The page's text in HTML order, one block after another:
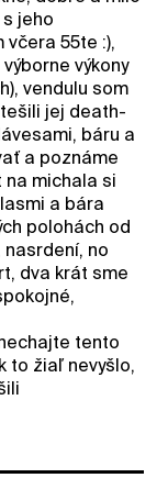
jeho
55te :),
výkony
vendulu som
jej death-
báru a
a poznáme
na michala si
a bára
polohách od
no
dva krát sme
tento
to žiaľ nevyšlo,